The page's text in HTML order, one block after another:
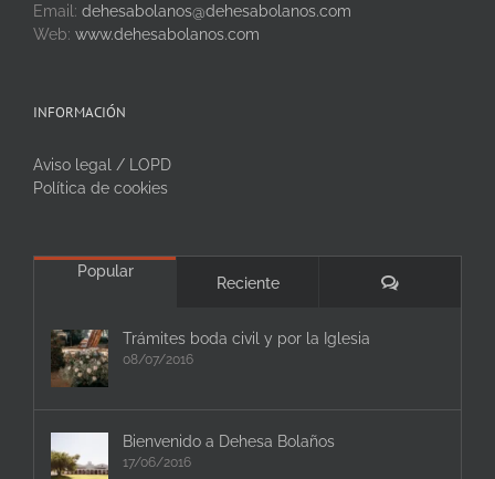
Email: dehesabolanos@dehesabolanos.com
Web: www.dehesabolanos.com
INFORMACIÓN
Aviso legal / LOPD
Política de cookies
Popular
Reciente Comentarios
Trámites boda civil y por la Iglesia
08/07/2016
Bienvenido a Dehesa Bolaños
17/06/2016